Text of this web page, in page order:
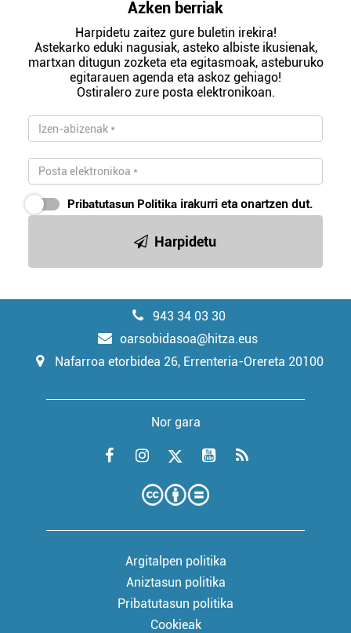
Azken berriak
Harpidetu zaitez gure buletin irekira!
Astekarko eduki nagusiak, asteko albiste ikusienak,
martxan ditugun zozketa eta egitasmoak, asteburuko
egitarauen agenda eta askoz gehiago!
Ostiralero zure posta elektronikoan.
Pribatutasun Politika irakurri eta onartzen dut.
Harpidetu
943 34 03 30
oarsobidasoa@hitza.eus
Nafarroa etorbidea 26, Errenteria-Orereta 20100
Nor gara
Argitalpen politika
Aniztasun politika
Pribatutasun politika
Cookieak